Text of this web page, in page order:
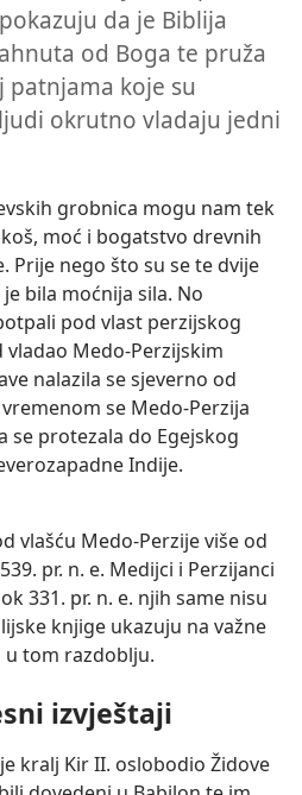
da je Biblija
od Boga te pruža
patnjama koje su
okrutno vladaju jedni
grobnica mogu nam tek
moć i bogatstvo drevnih
Prije nego što su se te dvije
bila moćnija sila. No
pod vlast perzijskog
Medo-Perzijskim
nalazila se sjeverno od
se Medo-Perzija
se protezala do Egejskog
Indije.
vlašću Medo-Perzije više od
pr. n. e. Medijci i Perzijanci
331. pr. n. e. njih same nisu
knjige ukazuju na važne
u tom razdoblju.
izvještaji
kralj Kir II. oslobodio Židove